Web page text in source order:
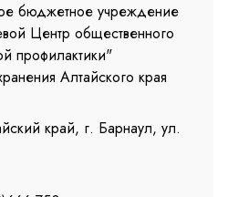
бюджетное учреждение
Центр общественного
профилактики"
Алтайского края
край, г. Барнаул, ул.